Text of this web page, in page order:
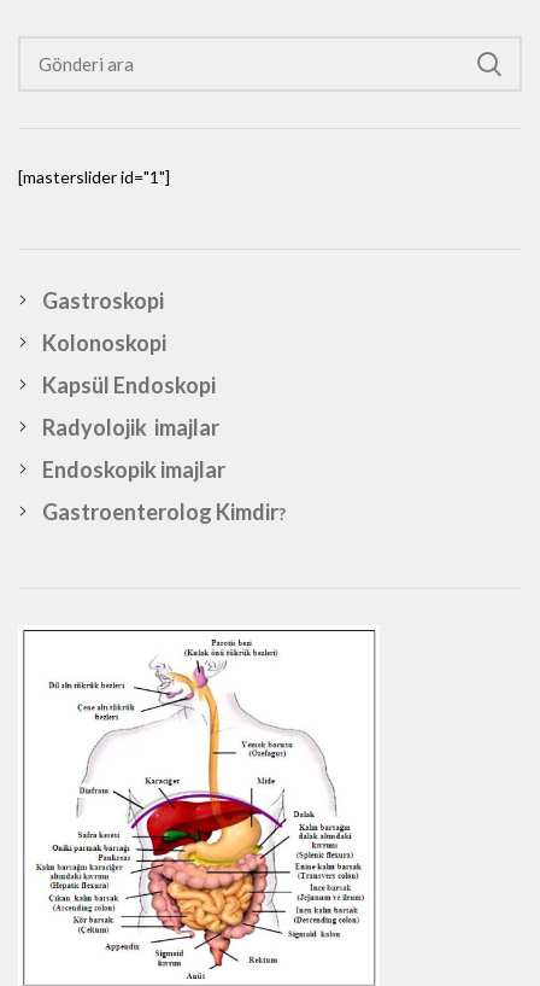
[masterslider id="1"]
Gastroskopi
Kolonoskopi
Kapsül Endoskopi
Radyolojik imajlar
Endoskopik imajlar
Gastroenterolog Kimdir?